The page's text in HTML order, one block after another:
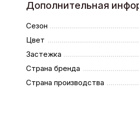
Дополнительная
Сезон
Цвет
Застежка
Страна бренда
Страна производства